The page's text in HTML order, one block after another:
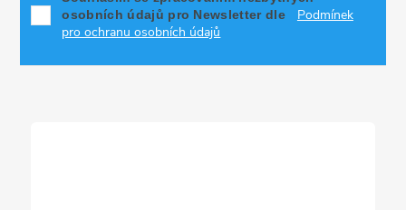
osobních údajů pro Newsletter dle
Podmínek
pro ochranu osobních údajů